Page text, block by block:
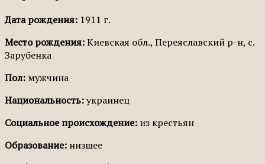
Дата рождения: 1911 г.
Место рождения:Киевская обл., Переяславский р-н, с.
Зарубенка
Пол: мужчина
Национальность:украинец
Социальное происхождение: из крестьян
Образование: низшее